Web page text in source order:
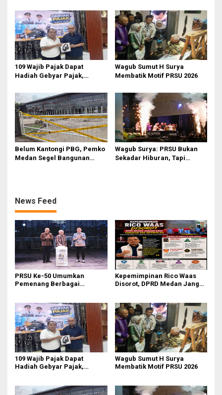
109 Wajib Pajak Dapat
Hadiah Gebyar Pajak,
Budaya Bayar Pajak Tepat
Waktu
‎Wagub Sumut H Surya
Membatik Motif PRSU 2026
Belum Kantongi PBG, Pemko
Medan Segel Bangunan
Wagub Surya: PRSU Bukan
Sekadar Hiburan, Tapi
News Feed
PRSU Ke-50 Umumkan
Pemenang Berbagai
Kepemimpinan Rico Waas
Disorot, DPRD Medan Jangan
109 Wajib Pajak Dapat
Hadiah Gebyar Pajak,
Waktu
‎Wagub Sumut H Surya
Membatik Motif PRSU 2026